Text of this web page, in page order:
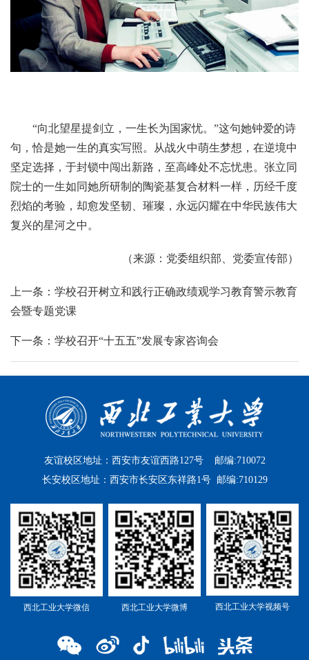
“向北望星提剑立，一生长为国家忧。”这句她钟爱的诗
句，恰是她一生的真实写照。从战火中萌生梦想，在逆境中
坚定选择，于封锁中闯出新路，至高峰处不忘忧患。张立同
院士的一生如同她所研制的陶瓷基复合材料一样，历经千度
烈焰的考验，却愈发坚韧、璀璨，永远闪耀在中华民族伟大
复兴的星河之中。
（来源：党委组织部、党委宣传部）
上一条：学校召开树立和践行正确政绩观学习教育警示教育
会暨专题党课
下一条：学校召开“十五五”发展专家咨询会
友谊校区地址：西安市友谊西路127号 邮编:710072
长安校区地址：西安市长安区东祥路1号 邮编:710129
西北工业大学微信 西北工业大学微博 西北工业大学视频号